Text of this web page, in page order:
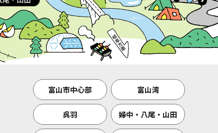
富山市中心部 富山湾
呉羽 婦中・八尾・山田